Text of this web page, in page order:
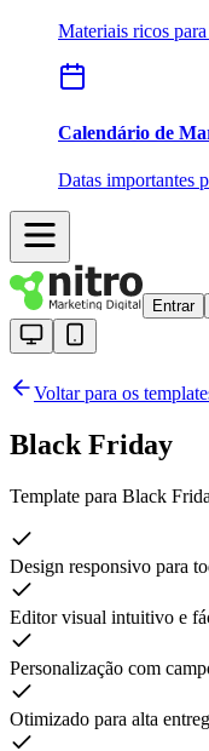
Materiais ricos
Calendário de
Datas importantes
Entrar
Voltar para os
Black Friday
Template para Black
Design responsivo para
Editor visual intuitivo e
Personalização com
Otimizado para alta